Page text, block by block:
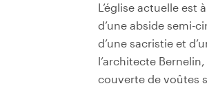
L’église actuelle
d’une abside semi-
d’une sacristie et
l’architecte
couverte de voûtes